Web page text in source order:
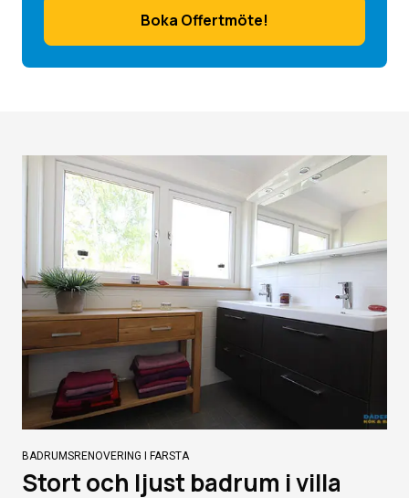
Boka Offertmöte!
BADRUMSRENOVERING I FARSTA
Stort och ljust badrum i villa